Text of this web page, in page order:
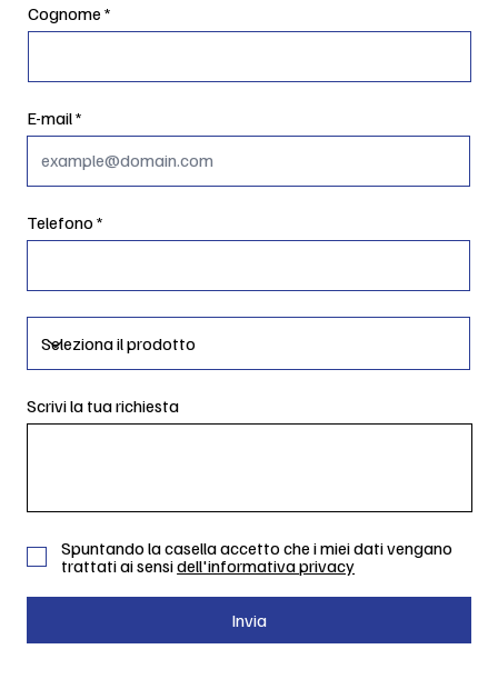
Cognome
E-mail
Telefono
Scrivi la tua richiesta
Spuntando la casella accetto che i miei dati vengano
trattati ai sensidell'informativa privacy
Invia